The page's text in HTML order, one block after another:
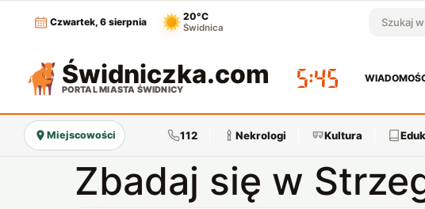
Czwartek, 6 sierpnia
20°C
Świdnica Szukaj
Świdniczka.com
PORTAL MIASTA ŚWIDNICY 05:45
Miejscowości 112 Nekrologi Kultura
Zbadaj się w